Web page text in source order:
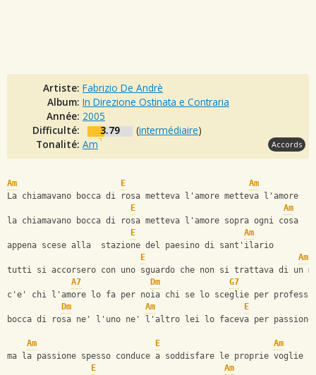
Artiste: Fabrizio De Andrè
Album: In Direzione Ostinata e Contraria
Année: 2005
Difficulté:
3.79 (intermédiaire)
Tonalité: Am Accords
Am E
Am
La chiamavano bocca di rosa metteva l'amore metteva l'amore
E
Am
la chiamavano bocca di rosa metteva l'amore sopra ogni cosa
E
Am
appena scese alla  stazione del paesino di sant'ilario
E
Am
tutti si accorsero con uno sguardo che non si trattava di un
A7
Dm G7
c'e' chi l'amore lo fa per noia chi se lo sceglie per
Dm
Am
E
bocca di rosa ne' l'uno ne' l'altro lei lo faceva per
Am E
Am
ma la passione spesso conduce a soddisfare le proprie voglie
E
Am